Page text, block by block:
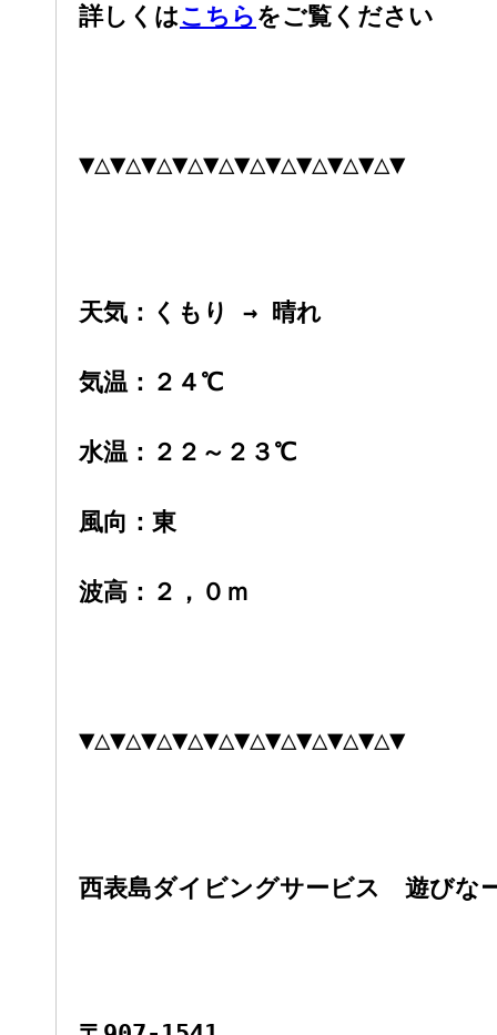
詳しくはこちら をご覧ください
▼△▼△▼△▼△▼△▼△▼△▼△▼△▼△▼
天気：くもり → 晴れ
気温：２４ ℃
水温：２２～２３℃
風向：東
波高：２ ，０ｍ
▼△▼△▼△▼△▼△▼△▼△▼△▼△▼△▼
西表島ダイビングサービス 遊びな